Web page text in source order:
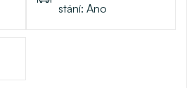
stání: Ano